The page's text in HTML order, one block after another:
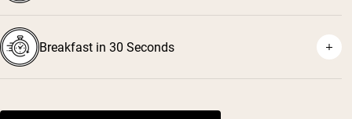
Breakfast in 30 Seconds